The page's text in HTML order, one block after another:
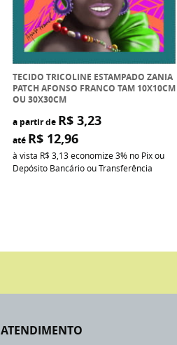
TECIDO TRICOLINE ESTAMPADO ZANIA
PATCH AFONSO FRANCO TAM 10X10CM
OU 30X30CM
a partir de R$ 3,23
até R$ 12,96
à vista R$ 3,13economize3% no Pix ou
Depósito Bancário ou Transferência
ATENDIMENTO